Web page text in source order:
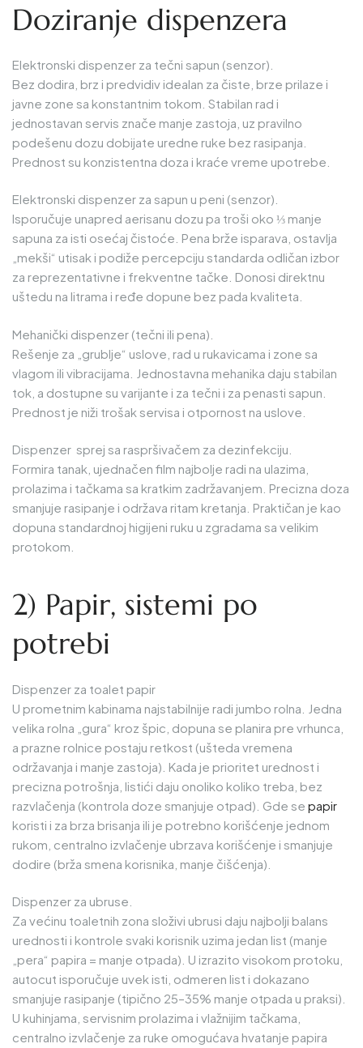
Doziranje dispenzera
Elektronski dispenzer za tečni sapun (senzor).
Bez dodira, brz i predvidiv idealan za čiste, brze prilaze i
javne zone sa konstantnim tokom. Stabilan rad i
jednostavan servis znače manje zastoja, uz pravilno
podešenu dozu dobijate uredne ruke bez rasipanja.
Prednost su konzistentna doza i kraće vreme upotrebe.
Elektronski dispenzer za sapun u peni (senzor).
Isporučuje unapred aerisanu dozu pa troši oko ⅓ manje
sapuna za isti osećaj čistoće. Pena brže isparava, ostavlja
„mekši“ utisak i podiže percepciju standarda odličan izbor
za reprezentativne i frekventne tačke. Donosi direktnu
uštedu na litrama i ređe dopune bez pada kvaliteta.
Mehanički dispenzer (tečni ili pena).
Rešenje za „grublje“ uslove, rad u rukavicama i zone sa
vlagom ili vibracijama. Jednostavna mehanika daju stabilan
tok, a dostupne su varijante i za tečni i za penasti sapun.
Prednost je niži trošak servisa i otpornost na uslove.
Dispenzer sprej sa raspršivačem za dezinfekciju.
Formira tanak, ujednačen film najbolje radi na ulazima,
prolazima i tačkama sa kratkim zadržavanjem. Precizna doza
smanjuje rasipanje i održava ritam kretanja. Praktičan je kao
dopuna standardnoj higijeni ruku u zgradama sa velikim
protokom.
2) Papir, sistemi po
potrebi
Dispenzer za toalet papir
U prometnim kabinama najstabilnije radi jumbo rolna. Jedna
velika rolna „gura“ kroz špic, dopuna se planira pre vrhunca,
a prazne rolnice postaju retkost (ušteda vremena
održavanja i manje zastoja). Kada je prioritet urednost i
precizna potrošnja, listići daju onoliko koliko treba, bez
razvlačenja (kontrola doze smanjuje otpad). Gde se papir
koristi i za brza brisanja ili je potrebno korišćenje jednom
rukom, centralno izvlačenje ubrzava korišćenje i smanjuje
dodire (brža smena korisnika, manje čišćenja).
Dispenzer za ubruse.
Za većinu toaletnih zona složivi ubrusi daju najbolji balans
urednosti i kontrole svaki korisnik uzima jedan list (manje
„pera“ papira = manje otpada). U izrazito visokom protoku,
autocut isporučuje uvek isti, odmeren list i dokazano
smanjuje rasipanje (tipično 25–35% manje otpada u praksi).
U kuhinjama, servisnim prolazima i vlažnijim tačkama,
centralno izvlačenje za ruke omogućava hvatanje papira